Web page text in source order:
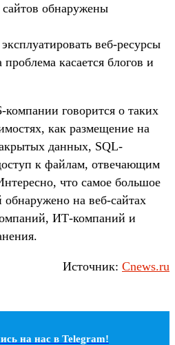
обнаружены
веб-ресурсы
касается блогов и
говорится о таких
как размещение на
данных, SQL-
к файлам, отвечающим
что самое большое
обнаружено на веб-сайтах
ИТ-компаний и
Источник: Cnews.ru
на наc в Telegram!